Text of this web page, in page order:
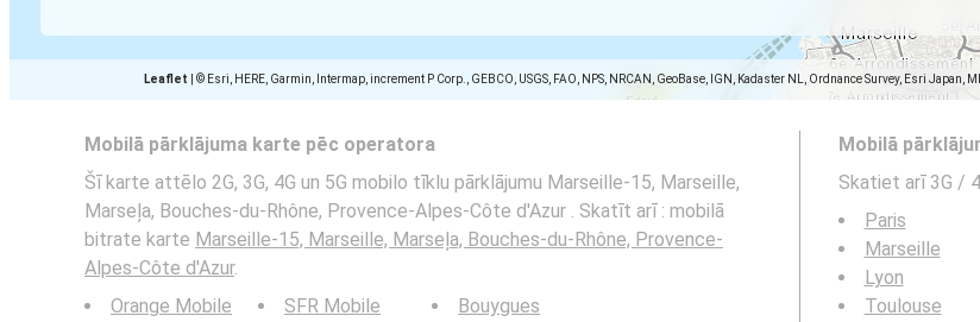
Leaflet © Esri, HERE, Garmin, Intermap, increment P Corp., GEBCO, USGS, FAO, NPS, NRCAN, GeoBase, IGN, Kadaster NL, Ordnance Survey, Esri
Mobilā pārklājuma karte pēc operatora
Šī karte attēlo 2G, 3G, 4G un 5G mobilo tīklu pārklājumu Marseille-15, Marseille,
Marseļa, Bouches-du-Rhône, Provence-Alpes-Côte d'Azur . Skatīt arī : mobilā
bitrate karte Marseille-15, Marseille, Marseļa, Bouches-du-Rhône, Provence-
Alpes-Côte d'Azur.
Orange Mobile
SFR Mobile
Bouygues
Mobilā
Skatiet arī 3G /
Paris
Marseille
Lyon
Toulouse